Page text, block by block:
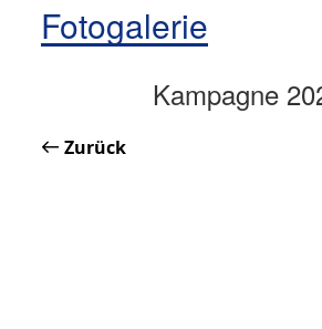
Fotogalerie
Kampagne
Zurück